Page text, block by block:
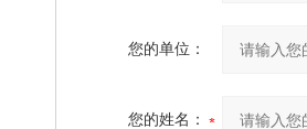
您的单位：
您的姓名：